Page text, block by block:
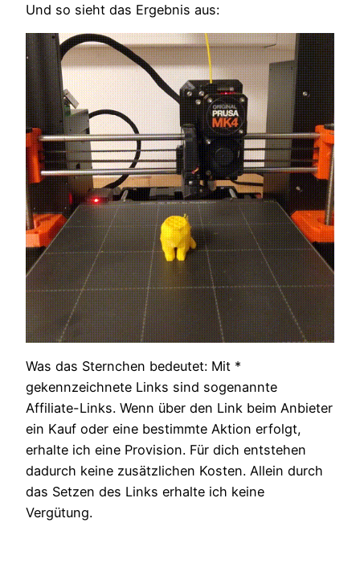
Und so sieht das Ergebnis aus:
Was das Sternchen bedeutet: Mit *
gekennzeichnete Links sind sogenannte
Affiliate-Links. Wenn über den Link beim Anbieter
ein Kauf oder eine bestimmte Aktion erfolgt,
erhalte ich eine Provision. Für dich entstehen
dadurch keine zusätzlichen Kosten. Allein durch
das Setzen des Links erhalte ich keine
Vergütung.